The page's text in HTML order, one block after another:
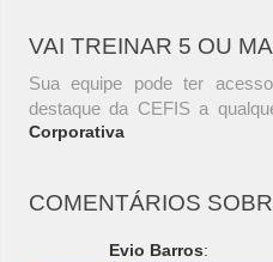
VAI TREINAR 5 OU
Sua equipe pode ter
destaque da CEFIS a
Corporativa
COMENTÁRIOS
Evio Barros: